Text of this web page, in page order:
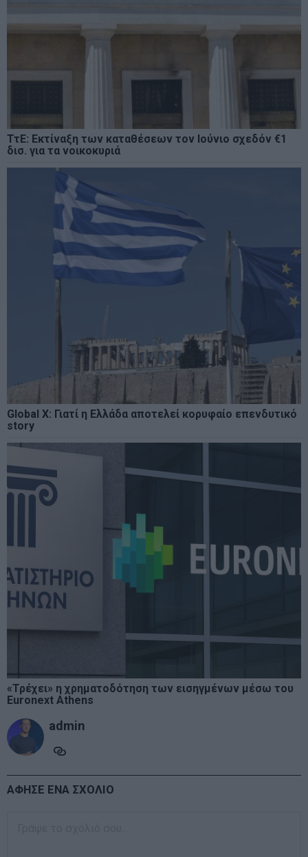
ΤτΕ: Εκτίναξη των καταθέσεων τον Ιούνιο σχεδόν €1
δισ. για τα νοικοκυριά
Global X: Γιατί η Ελλάδα αποτελεί κορυφαίο επενδυτικό
story
«Τρέχει» η χρηματοδότηση των εισηγμένων μέσω του
Euronext Athens
admin
ΑΦΗΣΕ ΕΝΑ ΣΧΟΛΙΟ